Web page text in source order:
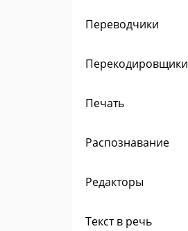
Переводчики
Перекодировщики
Печать
Распознавание
Редакторы
Текст в речь